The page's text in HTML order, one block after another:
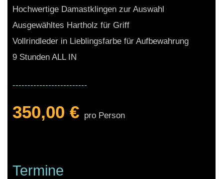
Hochwertige Damastklingen zur Auswahl
Ausgewähltes Hartholz für Griff
Vollrindleder in Lieblingsfarbe für Aufbewahrung
9 Stunden ALL IN
-------------------------
350,00 € pro Person
Termine